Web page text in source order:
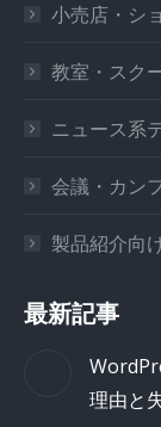
小売店・シ
教室・スク
ニュース系
会議・カン
製品紹介向
最新記事
理由と